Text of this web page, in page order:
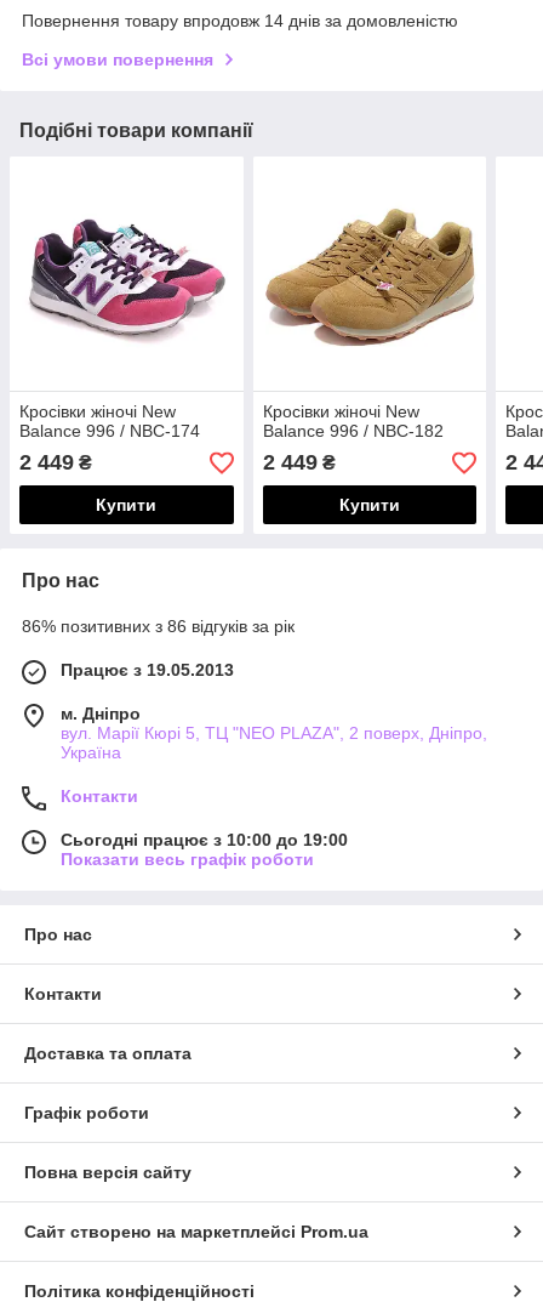
Повернення товару впродовж 14 днів за домовленістю
Всі умови повернення
Подібні товари компанії
Кросівки жіночі New
Balance 996 / NBC-174
2 449 ₴
Купити
Кросівки жіночі New
Balance 996 / NBC-182
2 449₴
Купити
2
Про нас
86% позитивних з 86 відгуків за рік
Працює з 19.05.2013
м. Дніпро
вул. Марії Кюрі 5, ТЦ "NEO PLAZA", 2 поверх, Дніпро,
Україна
Контакти
Сьогодні працює з 10:00 до 19:00
Показати весь графік роботи
Про нас
Контакти
Доставка та оплата
Графік роботи
Повна версія сайту
Сайт створено на маркетплейсі Prom.ua
Політика конфіденційності